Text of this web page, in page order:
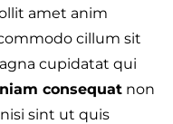
amet anim
cillum sit
cupidatat qui
consequat non
sint ut quis